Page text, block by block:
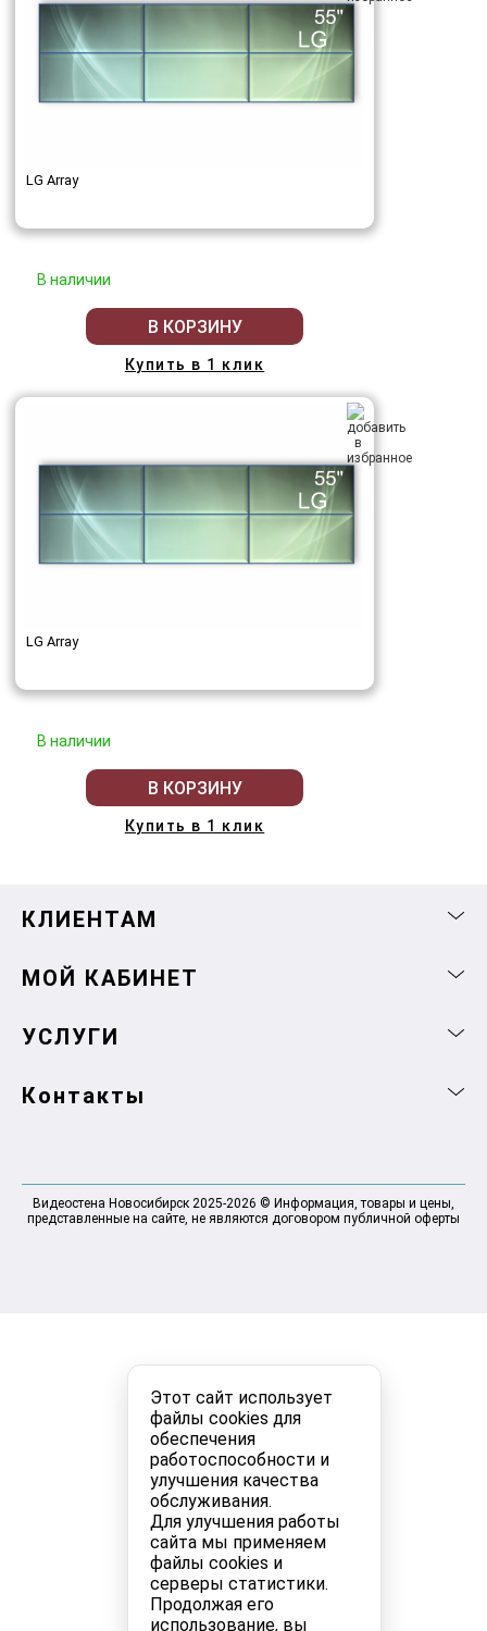
Этот сайт использует
файлы cookies для
обеспечения
работоспособности и
улучшения качества
обслуживания.
Для улучшения работы
сайта мы применяем
файлы cookies и
серверы статистики.
Продолжая его
использование, вы
LG Array
В наличии
В КОРЗИНУ
Купить в 1 клик
LG Array
В наличии
В КОРЗИНУ
Купить в 1 клик
КЛИЕНТАМ
МОЙ КАБИНЕТ
УСЛУГИ
Контакты
Видеостена Новосибирск 2025-2026 © Информация, товары и цены,
представленные на сайте, не являются договором публичной оферты